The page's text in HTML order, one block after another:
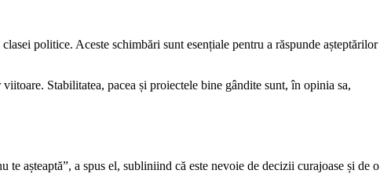
politice. Aceste schimbări sunt esențiale pentru a răspunde așteptărilor
Stabilitatea, pacea și proiectele bine gândite sunt, în opinia sa,
așteaptă”, a spus el, subliniind că este nevoie de decizii curajoase și de o